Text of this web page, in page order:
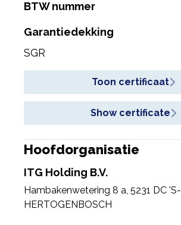
BTW nummer
Garantiedekking
SGR
Toon certificaat
Show certificate
Hoofdorganisatie
ITG Holding B.V.
Hambakenwetering 8 a, 5231 DC 'S-
HERTOGENBOSCH